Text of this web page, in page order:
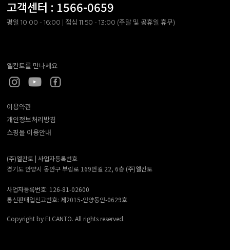
고객센터 : 1566-0659
평일 10:00 - 16:00 | 점심 11:50 - 13:00 (주말 및 공휴일 휴무)
엘칸토를 만나세요
이용약관
개인정보처리방침
쇼핑몰 이용안내
(주)엘칸토 | 사업자등록번호
경기도 안양시 동안구 부림로 169번길 22, 6층 (주)엘칸토
사업자등록번호: 126-81-02600
통신판매업신고번호: 제2015-안양동안-0629호
Copyright by ELCANTO. All rights reserved.